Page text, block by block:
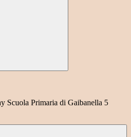
Scuola Primaria di Gaibanella 5